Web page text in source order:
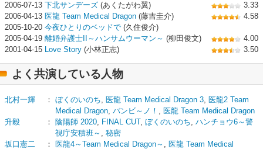
2006-07-13 下北サンデーズ (あくたがわ翼)
3.33
2006-04-13 医龍 Team Medical Dragon (藤吉圭介)
4.58
2005-10-20 今夜ひとりのベッドで (久住俊介)
2005-04-19 離婚弁護士II～ハンサムウーマン～ (柳田俊文)
4.00
2001-04-15 Love Story (小林正志) 3.50
よく共演している人物
北村一輝 ： ぼくのいのち, 医龍 Team Medical Dragon 3, 医龍2 Team
Medical Dragon, バンビ～ノ！ , 医龍 Team Medical Dragon
升毅
： 陰陽師 2020, FINAL CUT, ぼくのいのち, ハンチョウ6～警
視庁安積班～ , 秘密
坂口憲二
： 医龍4～Team Medical Dragon～ , 医龍 Team Medical